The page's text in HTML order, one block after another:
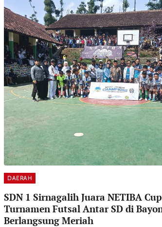
DAERAH
SDN 1 Sirnagalih Juara NETIBA
Turnamen Futsal Antar SD di
Berlangsung Meriah